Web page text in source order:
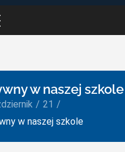
JANA
w naszej szkole
21
w naszej szkole